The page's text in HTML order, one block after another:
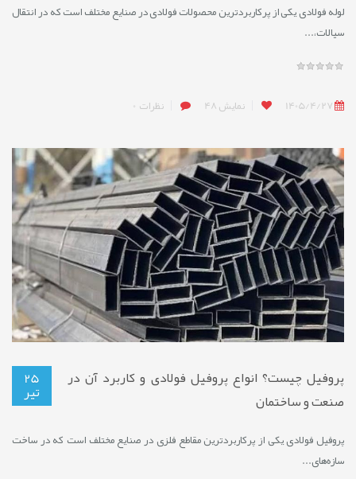
لوله فولادی یکی از پرکاربردترین محصولات فولادی در صنایع مختلف است که در انتقال
سیالات،...
1405/4/27 نمایش نظرات
25
تیر
پروفیل چیست؟ انواع پروفیل فولادی و کاربرد آن در
صنعت و ساختمان
پروفیل فولادی یکی از پرکاربردترین مقاطع فلزی در صنایع مختلف است که در ساخت
سازه‌های...